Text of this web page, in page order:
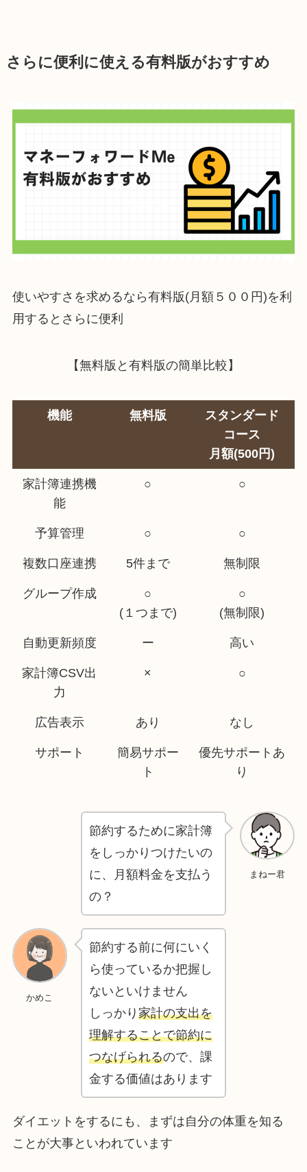
さらに便利に使える有料版がおすすめ
使いやすさを求めるなら有料版(月額５００円)を利
用するとさらに便利
【無料版と有料版の簡単比較】
機能 無料版
スタンダード
コース
月額(500円)
家計簿連携機
能
○ ○
予算管理 ○ ○
複数口座連携 5件まで 無制限
グループ作成
○
(１つまで)
○
(無制限)
自動更新頻度 ー 高い
家計簿CSV出
力
× ○
広告表示 あり なし
サポート
簡易サポー
ト
優先サポートあ
り
まねー君
節約するために家計簿
をしっかりつけたいの
に、月額料金を支払う
の？
かめこ
節約する前に何にいく
ら使っているか把握し
ないといけません
しっかり 家計の支出を
理解することで節約に
つなげられるので、課
金する価値はあります
ダイエットをするにも、まずは自分の体重を知る
ことが大事といわれています